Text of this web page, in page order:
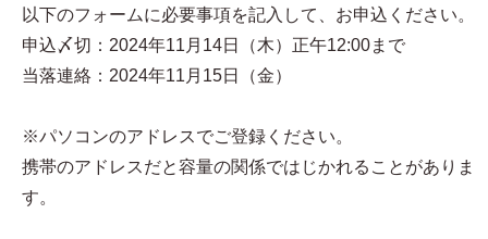
以下のフォームに必要事項を記入して、お申込ください。
申込〆切：2024年11月14日（木）正午12:00まで
当落連絡：2024年11月15日（金）
※パソコンのアドレスでご登録ください。
携帯のアドレスだと容量の関係ではじかれることがありま
す。